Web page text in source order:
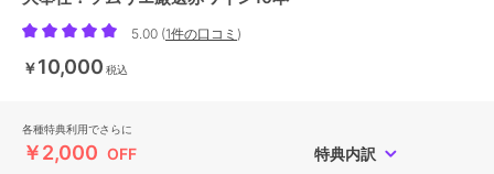
5.00 (1件の口コミ )
￥10,000 税込
各種特典利用でさらに
￥2,000 OFF 特典内訳